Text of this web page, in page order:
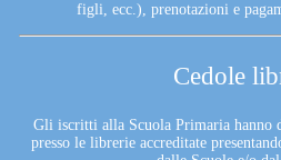
figli, ecc.), prenotazioni e
Cedole
Gli iscritti alla Scuola Primaria
presso le librerie accreditate